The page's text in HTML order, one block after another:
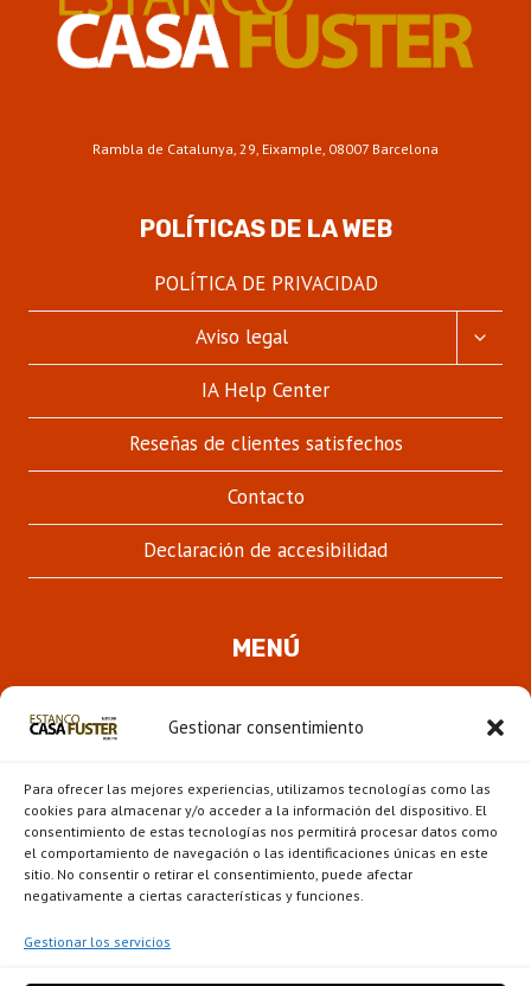
Gestionar consentimiento
Para ofrecer las mejores experiencias, utilizamos tecnologías como las
cookies para almacenar y/o acceder a la información del dispositivo. El
consentimiento de estas tecnologías nos permitirá procesar datos como
el comportamiento de navegación o las identificaciones únicas en este
sitio. No consentir o retirar el consentimiento, puede afectar
negativamente a ciertas características y funciones.
Gestionar los servicios
Rambla de Catalunya, 29, Eixample, 08007 Barcelona
POLÍTICAS DE LA WEB
POLÍTICA DE PRIVACIDAD
Aviso legal
IA Help Center
Reseñas de clientes satisfechos
Contacto
Declaración de accesibilidad
MENÚ
HIJO
Novedades
Escaparate